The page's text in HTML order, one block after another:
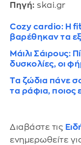
Πηγή: skai.gr
Cozy cardio: Η
βαρέθηκαν τα
Μάιλι Σάιρους:
δυσκολίες, οι
Τα ζώδια πάνε
τα ράφια, ποιος
Διαβάστε τις
ενημερωθείτε